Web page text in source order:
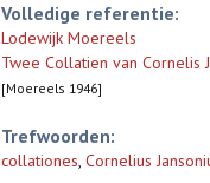
Volledige referentie:
Lodewijk Moereels
Twee Collatien van Cornelis
[Moereels 1946]
Trefwoorden:
collationes, Cornelius